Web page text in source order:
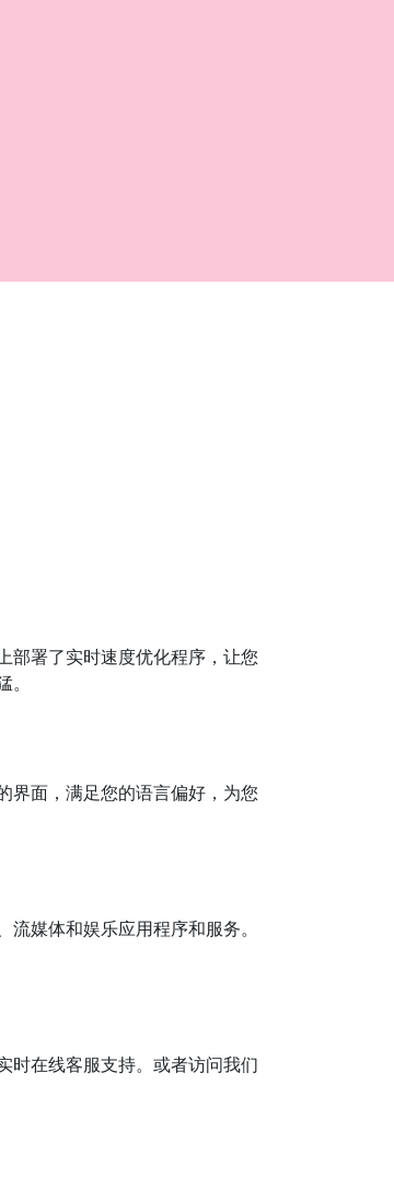
部署了实时速度优化程序，让您
界面，满足您的语言偏好，为您
媒体和娱乐应用程序和服务。
时在线客服支持。或者访问我们